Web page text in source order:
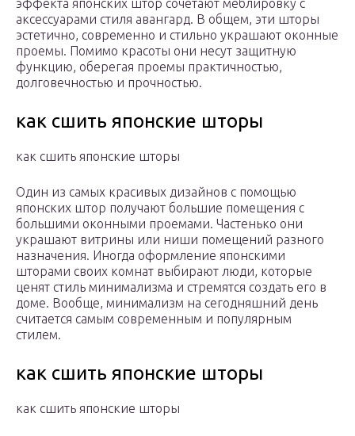
эффекта японских штор сочетают меблировку с
аксессуарами стиля авангард. В общем, эти шторы
эстетично, современно и стильно украшают оконные
проемы. Помимо красоты они несут защитную
функцию, оберегая проемы практичностью,
долговечностью и прочностью.
как сшить японские шторы
как сшить японские шторы
Один из самых красивых дизайнов с помощью
японских штор получают большие помещения с
большими оконными проемами. Частенько они
украшают витрины или ниши помещений разного
назначения. Иногда оформление японскими
шторами своих комнат выбирают люди, которые
ценят стиль минимализма и стремятся создать его в
доме. Вообще, минимализм на сегодняшний день
считается самым современным и популярным
стилем.
как сшить японские шторы
как сшить японские шторы